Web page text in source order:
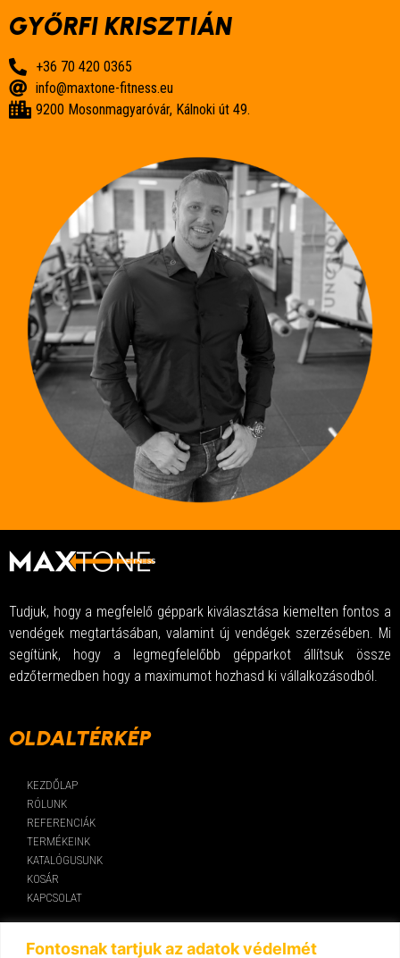
Fontosnak tartjuk az adatok védelmét
GYŐRFI KRISZTIÁN
+36 70 420 0365
info@maxtone-fitness.eu
9200 Mosonmagyaróvár, Kálnoki út 49.
Tudjuk, hogy a megfelelő géppark kiválasztása kiemelten fontos a
vendégek megtartásában, valamint új vendégek szerzésében. Mi
segítünk, hogy a legmegfelelőbb gépparkot állítsuk össze
edzőtermedben hogy a maximumot hozhasd ki vállalkozásodból.
OLDALTÉRKÉP
KEZDŐLAP
RÓLUNK
REFERENCIÁK
TERMÉKEINK
KATALÓGUSUNK
KOSÁR
KAPCSOLAT
KAPCSOLAT